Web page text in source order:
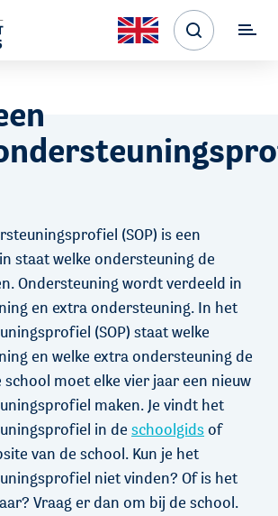
(SOP) is een
staat welke ondersteuning de
Ondersteuning wordt verdeeld in
en extra ondersteuning. In het
(SOP) staat welke
en welke extra ondersteuning de
school moet elke vier jaar een nieuw
maken. Je vindt het
in de schoolgidsof
van de school. Kun je het
niet vinden? Of is het
Vraag er dan om bij de school.